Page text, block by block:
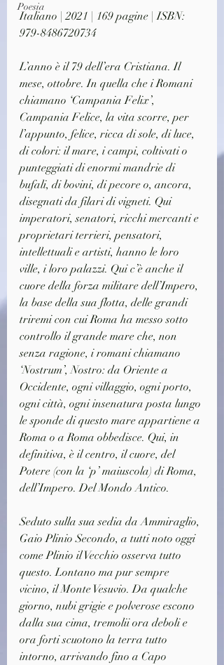
Poesia
Italiano | 2021 | 169 pagine | ISBN:
979-8486720734
L’anno è il 79 dell’era Cristiana. Il
mese, ottobre. In quella che i Romani
chiamano ‘Campania Felix’,
Campania Felice, la vita scorre, per
l’appunto, felice, ricca di sole, di luce,
di colori: il mare, i campi, coltivati o
punteggiati di enormi mandrie di
bufali, di bovini, di pecore o, ancora,
disegnati da filari di vigneti. Qui
imperatori, senatori, ricchi mercanti e
proprietari terrieri, pensatori,
intellettuali e artisti, hanno le loro
ville, i loro palazzi. Qui c’è anche il
cuore della forza militare dell’Impero,
la base della sua flotta, delle grandi
triremi con cui Roma ha messo sotto
controllo il grande mare che, non
senza ragione, i romani chiamano
‘Nostrum’, Nostro: da Oriente a
Occidente, ogni villaggio, ogni porto,
ogni città, ogni insenatura posta lungo
le sponde di questo mare appartiene a
Roma o a Roma obbedisce. Qui, in
definitiva, è il centro, il cuore, del
Potere (con la ‘p’ maiuscola) di Roma,
dell’Impero. Del Mondo Antico.
Seduto sulla sua sedia da Ammiraglio,
Gaio Plinio Secondo, a tutti noto oggi
come Plinio il Vecchio osserva tutto
questo. Lontano ma pur sempre
vicino, il Monte Vesuvio. Da qualche
giorno, nubi grigie e polverose escono
dalla sua cima, tremolii ora deboli e
ora forti scuotono la terra tutto
intorno, arrivando fino a Capo